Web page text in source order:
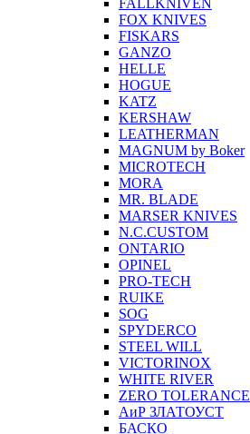
FALLKNIVEN
FOX KNIVES
FISKARS
GANZO
HELLE
HOGUE
KATZ
KERSHAW
LEATHERMAN
MAGNUM by Boker
MICROTECH
MORA
MR. BLADE
MARSER KNIVES
N.C.CUSTOM
ONTARIO
OPINEL
PRO-TECH
RUIKE
SOG
SPYDERCO
STEEL WILL
VICTORINOX
WHITE RIVER
ZERO TOLERANCE
АиР ЗЛАТОУСТ
БАСКО